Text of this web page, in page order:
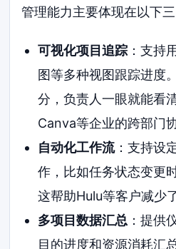
管理能力主要体现在以下三
可视化项目追踪：支持
图等多种视图跟踪进度
分，负责人一眼就能看
Canva等企业的跨部门
自动化工作流：支持设
作，比如任务状态变更
这帮助Hulu等客户减少
多项目数据汇总：提供
目的进度和资源消耗汇